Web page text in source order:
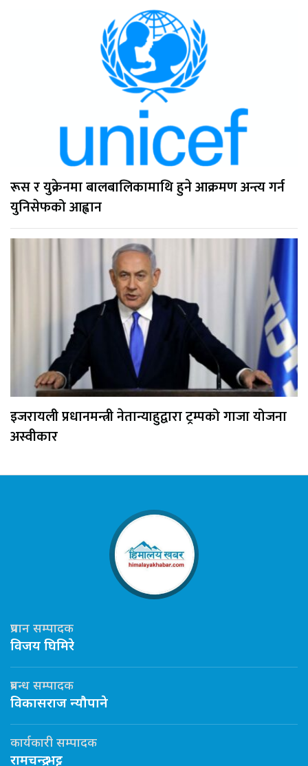
रूस र युक्रेनमा बालबालिकामाथि हुने आक्रमण अन्त्य गर्न
युनिसेफको आह्वान
इजरायली प्रधानमन्त्री नेतान्याहुद्वारा ट्रम्पको गाजा योजना
अस्वीकार
प्रधान सम्पादक
विजय घिमिरे
प्रबन्ध सम्पादक
विकासराज न्यौपाने
कार्यकारी सम्पादक
रामचन्द्र भट्ट